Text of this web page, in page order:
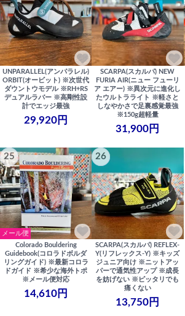
UNPARALLEL(アンパラレル)
ORBIT(オービット) ※次世代
ダウントウモデル ※RH+RS
デュアルラバー ※高剛性設
計でエッジ最強
29,920円
SCARPA(スカルパ) NEW
FURIA AIR(ニュー フューリ
ア エアー) ※異次元に進化し
たウルトラライト ※軽さと
しなやかさで足裏感覚最強
※150g超軽量
31,900円
25
メール便
Colorado Bouldering
Guidebook(コロラドボルダ
リングガイド) ※最新コロラ
ドガイド ※希少な海外トポ
※メール便対応
14,610円
26
SCARPA(スカルパ) REFLEX-
Y(リフレックス-Y) ※キッズ
ジュニア向け ※ニットアッ
パーで通気性アップ ※成長
を妨げない ※ピッタリでも
痛くない
13,750円